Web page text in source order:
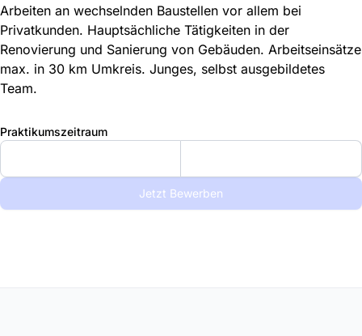
Arbeiten an wechselnden Baustellen vor allem bei
Privatkunden. Hauptsächliche Tätigkeiten in der
Renovierung und Sanierung von Gebäuden. Arbeitseinsätze
max. in 30 km Umkreis. Junges, selbst ausgebildetes
Team.
Praktikumszeitraum
Jetzt Bewerben